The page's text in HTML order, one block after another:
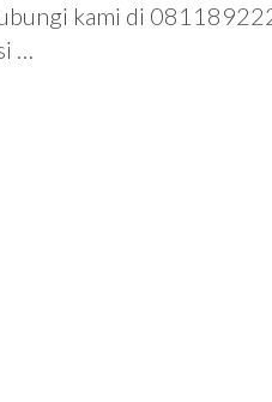
kami di
…